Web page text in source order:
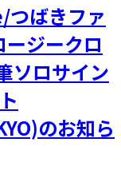
ばきファ
ジークロ
ソロサイン
のお知ら